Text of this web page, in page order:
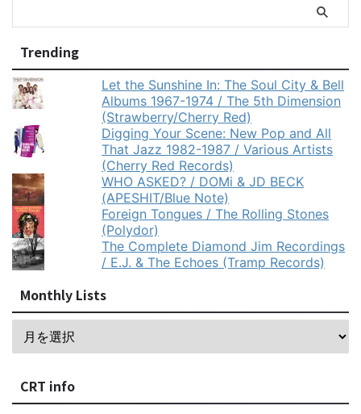
Trending
Let the Sunshine In: The Soul City & Bell
Albums 1967-1974 / The 5th Dimension
(Strawberry/Cherry Red)
Digging Your Scene: New Pop and All
That Jazz 1982-1987 / Various Artists
(Cherry Red Records)
WHO ASKED? / DOMi & JD BECK
(APESHIT/Blue Note)
Foreign Tongues / The Rolling Stones
(Polydor)
The Complete Diamond Jim Recordings
/ E.J. & The Echoes (Tramp Records)
Monthly Lists
CRT info